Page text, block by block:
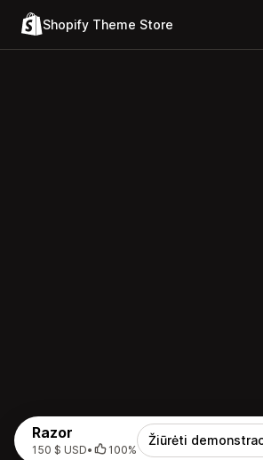
Shopify Theme Store
Razor
150 $ USD• 100%
Žiūrėti